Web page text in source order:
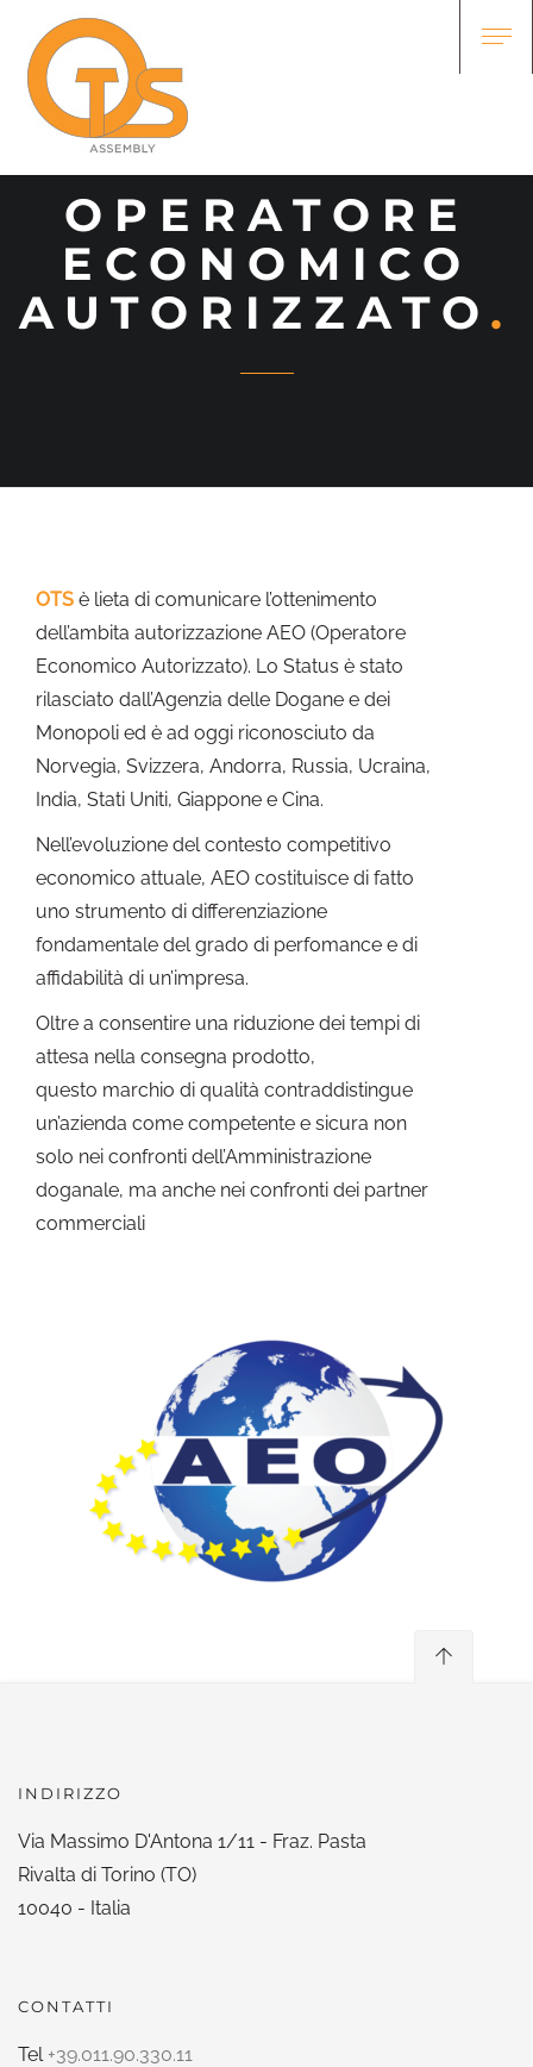
OPERATORE
ECONOMICO
AUTORIZZATO
OTS è lieta di comunicare l’ottenimento
dell’ambita autorizzazione AEO (Operatore
Economico Autorizzato). Lo Status è stato
rilasciato dall’Agenzia delle Dogane e dei
Monopoli ed è ad oggi riconosciuto da
Norvegia, Svizzera, Andorra, Russia, Ucraina,
India, Stati Uniti, Giappone e Cina.
Nell’evoluzione del contesto competitivo
economico attuale, AEO costituisce di fatto
uno strumento di differenziazione
fondamentale del grado di perfomance e di
affidabilità di un’impresa.
Oltre a consentire una riduzione dei tempi di
attesa nella consegna prodotto,
questo marchio di qualità contraddistingue
un’azienda come competente e sicura non
solo nei confronti dell’Amministrazione
doganale, ma anche nei confronti dei partner
commerciali
INDIRIZZO
Via Massimo D'Antona 1/11 - Fraz. Pasta
Rivalta di Torino (TO)
10040 - Italia
CONTATTI
Tel +39.011.90.330.11